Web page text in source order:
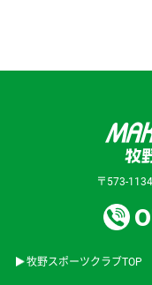
〒573-
牧野スポーツクラブTOP